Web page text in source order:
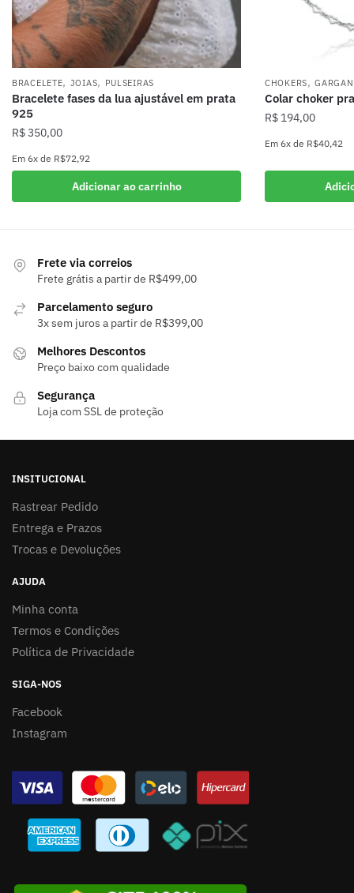
BRACELETE, JOIAS, PULSEIRAS
Bracelete fases da lua ajustável em prata
925
R$350,00
Em 6x de R$72,92
Adicionar ao carrinho
CHOKERS,
Colar choker
R$ 194,00
Em 6x de R$40,42
Frete via correios
Frete grátis a partir de R$499,00
Parcelamento seguro
3x sem juros a partir de R$399,00
Melhores Descontos
Preço baixo com qualidade
Segurança
Loja com SSL de proteção
INSITUCIONAL
Rastrear Pedido
Entrega e Prazos
Trocas e Devoluções
AJUDA
Minha conta
Termos e Condições
Política de Privacidade
SIGA-NOS
Facebook
Instagram